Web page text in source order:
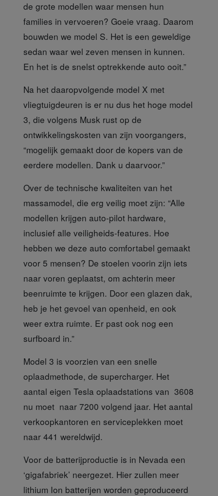
de grote modellen waar mensen hun
families in vervoeren? Goeie vraag. Daarom
bouwden we model S. Het is een geweldige
sedan waar wel zeven mensen in kunnen.
En het is de snelst optrekkende auto ooit.”
Na het daaropvolgende model X met
vliegtuigdeuren is er nu dus het hoge model
3, die volgens Musk rust op de
ontwikkelingskosten van zijn voorgangers,
“mogelijk gemaakt door de kopers van de
eerdere modellen. Dank u daarvoor.”
Over de technische kwaliteiten van het
massamodel, die erg veilig moet zijn: “Alle
modellen krijgen auto-pilot hardware,
inclusief alle veiligheids-features. Hoe
hebben we deze auto comfortabel gemaakt
voor 5 mensen? De stoelen voorin zijn iets
naar voren geplaatst, om achterin meer
beenruimte te krijgen. Door een glazen dak,
heb je het gevoel van openheid, en ook
weer extra ruimte. Er past ook nog een
surfboard in.”
Model 3 is voorzien van een snelle
oplaadmethode, de supercharger. Het
aantal eigen Tesla oplaadstations van 3608
nu moet naar 7200 volgend jaar. Het aantal
verkoopkantoren en serviceplekken moet
naar 441 wereldwijd.
Voor de batterijproductie is in Nevada een
‘gigafabriek’ neergezet. Hier zullen meer
lithium Ion batterijen worden geproduceerd